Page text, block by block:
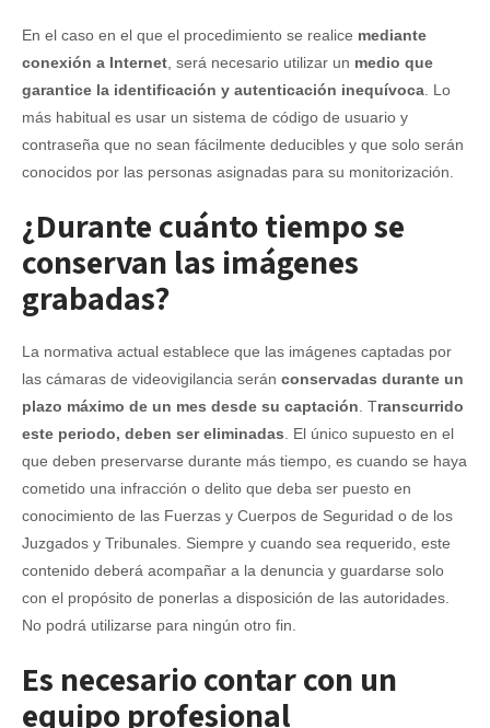
En el caso en el que el procedimiento se realice mediante
conexión a Internet , será necesario utilizar un medio que
garantice la identificación y autenticación inequívoca . Lo
más habitual es usar un sistema de código de usuario y
contraseña que no sean fácilmente deducibles y que solo serán
conocidos por las personas asignadas para su monitorización.
¿Durante cuánto tiempo se
conservan las imágenes
grabadas?
La normativa actual establece que las imágenes captadas por
las cámaras de videovigilancia serán conservadas durante un
plazo máximo de un mes desde su captación . Transcurrido
este periodo, deben ser eliminadas . El único supuesto en el
que deben preservarse durante más tiempo, es cuando se haya
cometido una infracción o delito que deba ser puesto en
conocimiento de las Fuerzas y Cuerpos de Seguridad o de los
Juzgados y Tribunales. Siempre y cuando sea requerido, este
contenido deberá acompañar a la denuncia y guardarse solo
con el propósito de ponerlas a disposición de las autoridades.
No podrá utilizarse para ningún otro fin.
Es necesario contar con un
equipo profesional